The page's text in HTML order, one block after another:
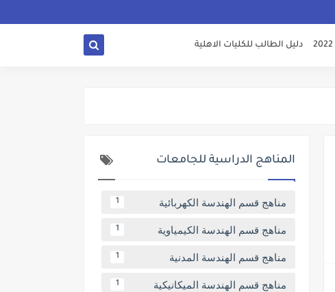
دليل الطالب للكليات الاهلية
المناهج الدراسية للجامعات
مناهج قسم الهندسة الكهربائية 1
مناهج قسم الهندسة الكيمياوية 1
مناهج قسم الهندسة المدنية 1
مناهج قسم الهندسة الميكانيكية 1